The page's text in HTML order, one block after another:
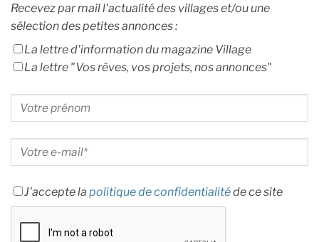
Recevez par mail l'actualité des villages et/ou une
sélection des petites annonces :
La lettre d'information du magazine Village
La lettre "Vos rêves, vos projets, nos annonces"
J'accepte la politique de confidentialitéde ce site